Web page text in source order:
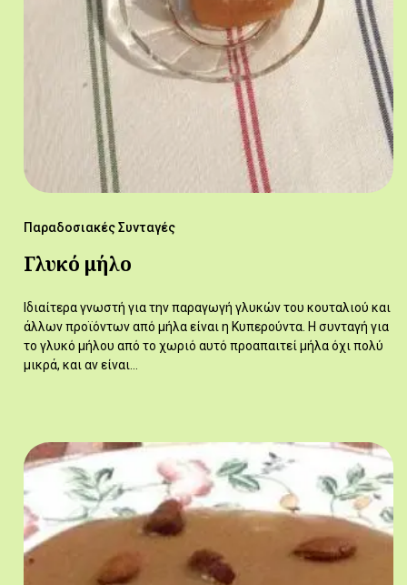
Παραδοσιακές Συνταγές
Γλυκό μήλο
Ιδιαίτερα γνωστή για την παραγωγή γλυκών του κουταλιού και
άλλων προϊόντων από μήλα είναι η Κυπερούντα. Η συνταγή για
το γλυκό μήλου από το χωριό αυτό προαπαιτεί μήλα όχι πολύ
μικρά, και αν είναι…